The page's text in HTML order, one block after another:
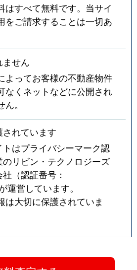
はすべて無料です。当サイ
をご請求することは一切あ
せん
よってお客様の不動産物件
なくネットなどに公開され
。
れています
トはプライバシーマーク認
のリビン・テクノロジーズ
（認証番号：
運営しています。
は大切に保護されていま